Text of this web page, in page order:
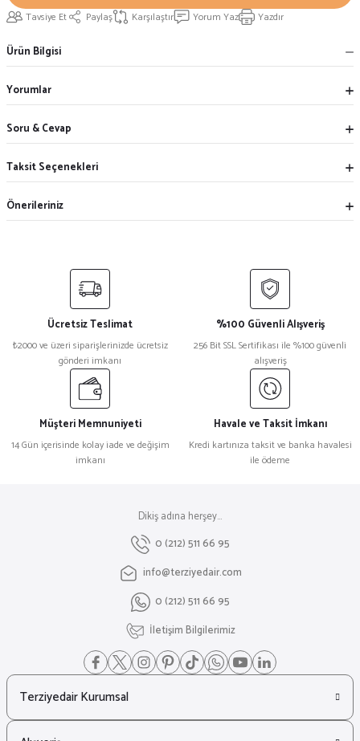
Tavsiye Et Paylaş Karşılaştır Yorum Yaz Yazdır
Ürün Bilgisi
Yorumlar
Soru & Cevap
Taksit Seçenekleri
Önerileriniz
Ücretsiz Teslimat
₺2000 ve üzeri siparişlerinizde ücretsiz
gönderi imkanı
%100 Güvenli Alışveriş
256 Bit SSL Sertifikası ile %100 güvenli
alışveriş
Müşteri Memnuniyeti
14 Gün içerisinde kolay iade ve değişim
imkanı
Havale ve Taksit İmkanı
Kredi kartınıza taksit ve banka havalesi
ile ödeme
Dikiş adına herşey...
0 (212) 511 66 95
info@terziyedair.com
0 (212) 511 66 95
İletişim Bilgilerimiz
Terziyedair Kurumsal